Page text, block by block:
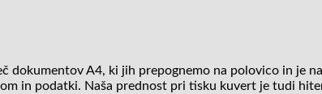
dokumentov A4, ki jih prepognemo na polovico in je
in podatki. Naša prednost pri tisku kuvert je tudi